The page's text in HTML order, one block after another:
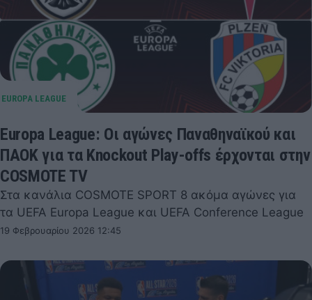
Europa League: Οι αγώνες Παναθηναϊκού και
ΠΑΟΚ για τα Knockout Play-offs έρχονται στην
COSMOTE TV
Στα κανάλια COSMOTE SPORT 8 ακόμα αγώνες για
τα UEFA Europa League και UEFA Conference League
19 Φεβρουαρίου 2026 12:45